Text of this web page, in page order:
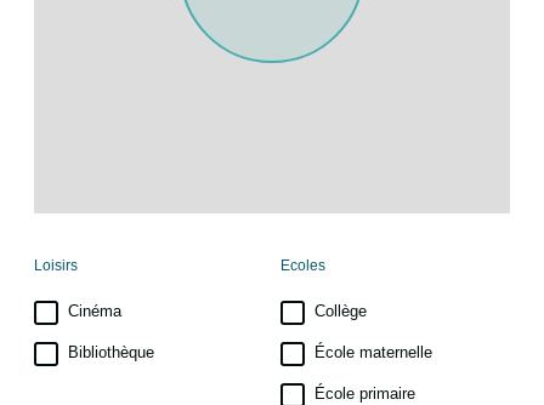
Loisirs
Cinéma
Bibliothèque
Ecoles
Collège
École maternelle
École primaire